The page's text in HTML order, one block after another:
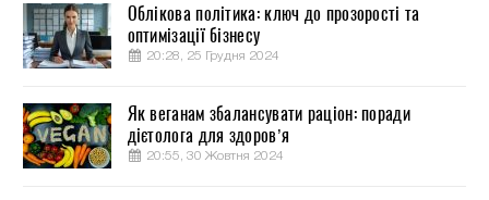
Облікова політика: ключ до прозорості та
оптимізації бізнесу
20:28, 25 Грудня 2024
Як веганам збалансувати раціон: поради
дієтолога для здоров’я
20:55, 30 Жовтня 2024